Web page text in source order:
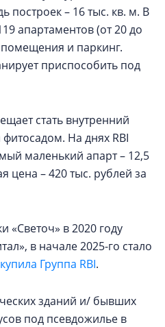
построек – 16 тыс. кв. м. В
апартаментов (от 20 до
и паркинг.
приспособить под
стать внутренний
На днях RBI
маленький апарт – 12,5
цена – 420 тыс. рублей за
«Светоч» в 2020 году
в начале 2025-го стало
Группа RBI.
зданий и/ бывших
под псевдожилье в